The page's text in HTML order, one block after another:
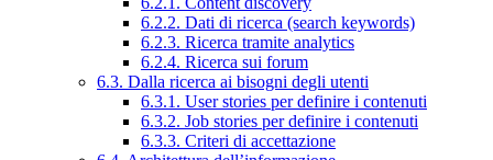
6.2.2. Dati di ricerca (search keywords)
6.2.3. Ricerca tramite analytics
6.2.4. Ricerca sui forum
6.3. Dalla ricerca ai bisogni degli utenti
6.3.1. User stories per definire i contenuti
6.3.2. Job stories per definire i contenuti
6.3.3. Criteri di accettazione